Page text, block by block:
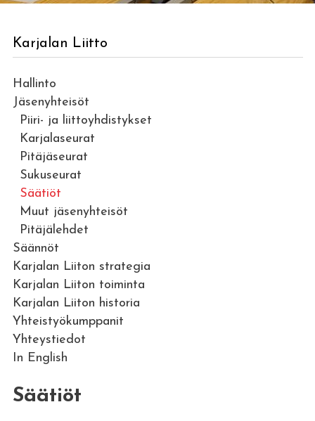
Karjalan Liitto
Hallinto
Jäsenyhteisöt
Piiri- ja liittoyhdistykset
Karjalaseurat
Pitäjäseurat
Sukuseurat
Säätiöt
Muut jäsenyhteisöt
Pitäjälehdet
Säännöt
Karjalan Liiton strategia
Karjalan Liiton toiminta
Karjalan Liiton historia
Yhteistyökumppanit
Yhteystiedot
In English
Säätiöt